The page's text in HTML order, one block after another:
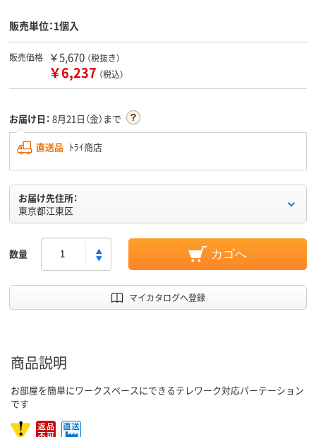
販売単位：1個入
販売価格 ￥5,670 （税抜き）
￥6,237 （税込）
お届け日： 8月21日（金）まで
直送品 ﾄﾗｲ商店
お届け先住所：
東京都江東区
数量 カゴへ
マイカタログへ登録
商品説明
お部屋を簡単にワークスペースにできるテレワーク対応パーテーション
です